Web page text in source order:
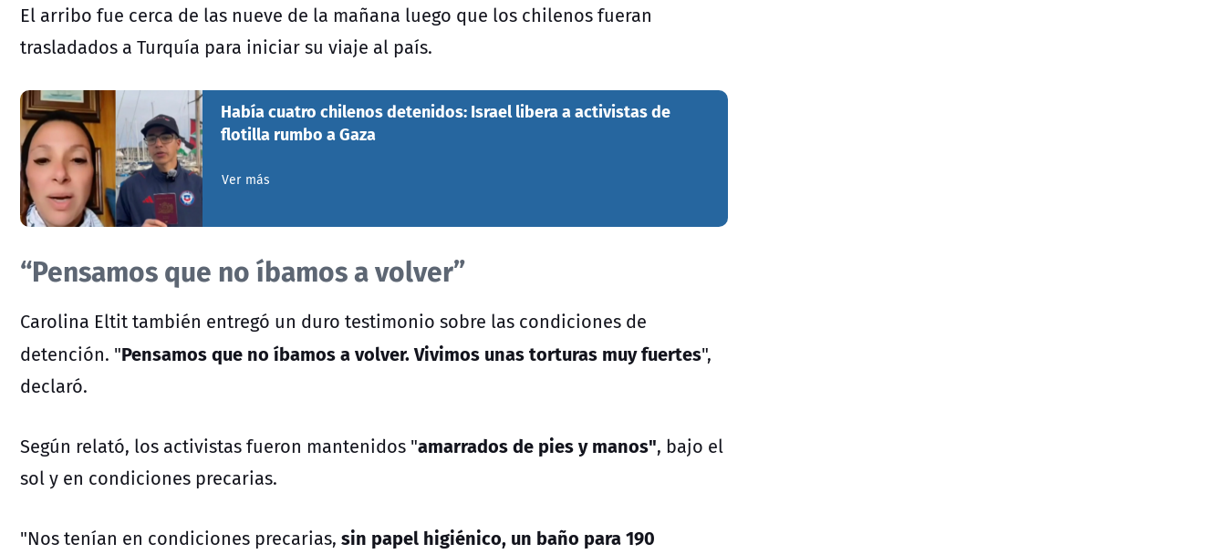
El arribo fue cerca de las nueve de la mañana luego que los chilenos fueran
trasladados a Turquía para iniciar su viaje al país.
Había cuatro chilenos detenidos: Israel libera a activistas de
flotilla rumbo a Gaza
Ver más
“Pensamos que no íbamos a volver”
Carolina Eltit también entregó un duro testimonio sobre las condiciones de
detención. "Pensamos que no íbamos a volver. Vivimos unas torturas muy fuertes",
declaró.
Según relató, los activistas fueron mantenidos "amarrados de pies y manos", bajo el
sol y en condiciones precarias.
"Nos tenían en condiciones precarias, sin papel higiénico, un baño para 190